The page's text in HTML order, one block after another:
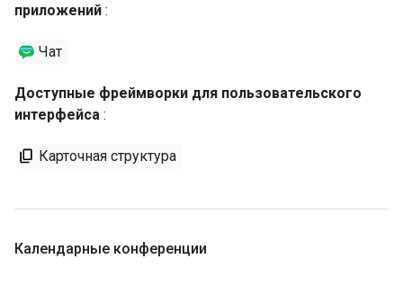
приложений :
Чат
Доступные фреймворки для пользовательского
интерфейса :
Карточная структура
Календарные конференции